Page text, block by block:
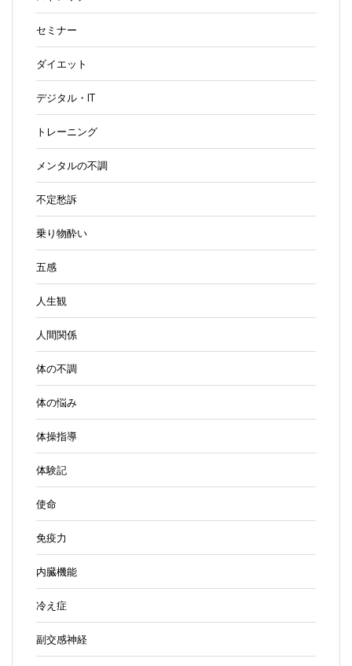
セミナー
ダイエット
デジタル・IT
トレーニング
メンタルの不調
不定愁訴
乗り物酔い
五感
人生観
人間関係
体の不調
体の悩み
体操指導
体験記
使命
免疫力
内臓機能
冷え症
副交感神経